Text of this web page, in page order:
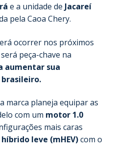
e a unidade de Jacareí
pela Caoa Chery.
ocorrer nos próximos
peça-chave na
aumentar sua
marca planeja equipar as
com um motor 1.0
mais caras
leve (mHEV)com o